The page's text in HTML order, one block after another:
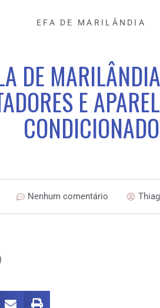
EFA DE MARILÂNDIA
DE
E
CONDICIONADO
Nenhum comentário